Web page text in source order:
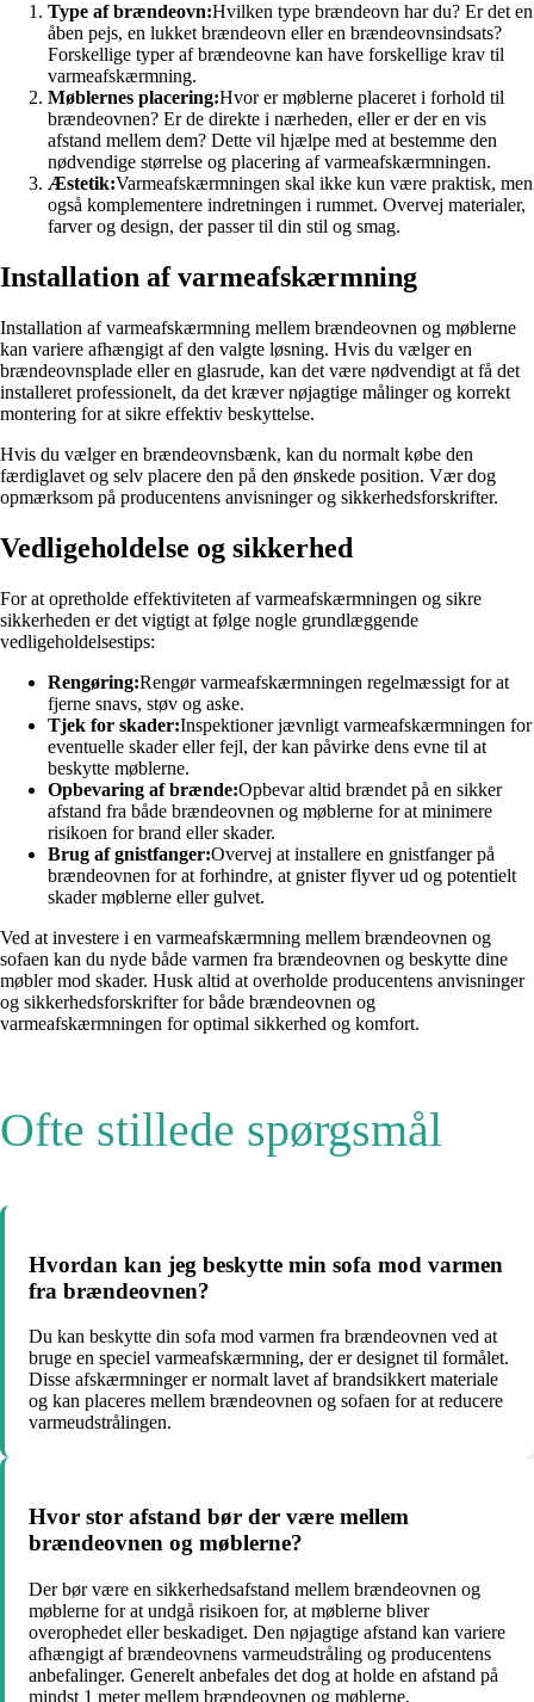
Type af brændeovn:Hvilken type brændeovn har du? Er det en
åben pejs, en lukket brændeovn eller en brændeovnsindsats?
Forskellige typer af brændeovne kan have forskellige krav til
varmeafskærmning.
Møblernes placering:Hvor er møblerne placeret i forhold til
brændeovnen? Er de direkte i nærheden, eller er der en vis
afstand mellem dem? Dette vil hjælpe med at bestemme den
nødvendige størrelse og placering af varmeafskærmningen.
Æstetik:Varmeafskærmningen skal ikke kun være praktisk, men
også komplementere indretningen i rummet. Overvej materialer,
farver og design, der passer til din stil og smag.
Installation af varmeafskærmning
Installation af varmeafskærmning mellem brændeovnen og møblerne
kan variere afhængigt af den valgte løsning. Hvis du vælger en
brændeovnsplade eller en glasrude, kan det være nødvendigt at få det
installeret professionelt, da det kræver nøjagtige målinger og korrekt
montering for at sikre effektiv beskyttelse.
Hvis du vælger en brændeovnsbænk, kan du normalt købe den
færdiglavet og selv placere den på den ønskede position. Vær dog
opmærksom på producentens anvisninger og sikkerhedsforskrifter.
Vedligeholdelse og sikkerhed
For at opretholde effektiviteten af varmeafskærmningen og sikre
sikkerheden er det vigtigt at følge nogle grundlæggende
vedligeholdelsestips:
Rengøring:Rengør varmeafskærmningen regelmæssigt for at
fjerne snavs, støv og aske.
Tjek for skader:Inspektioner jævnligt varmeafskærmningen for
eventuelle skader eller fejl, der kan påvirke dens evne til at
beskytte møblerne.
Opbevaring af brænde:Opbevar altid brændet på en sikker
afstand fra både brændeovnen og møblerne for at minimere
risikoen for brand eller skader.
Brug af gnistfanger:Overvej at installere en gnistfanger på
brændeovnen for at forhindre, at gnister flyver ud og potentielt
skader møblerne eller gulvet.
Ved at investere i en varmeafskærmning mellem brændeovnen og
sofaen kan du nyde både varmen fra brændeovnen og beskytte dine
møbler mod skader. Husk altid at overholde producentens anvisninger
og sikkerhedsforskrifter for både brændeovnen og
varmeafskærmningen for optimal sikkerhed og komfort.
Ofte stillede spørgsmål
Hvordan kan jeg beskytte min sofa mod varmen
fra brændeovnen?
Du kan beskytte din sofa mod varmen fra brændeovnen ved at
bruge en speciel varmeafskærmning, der er designet til formålet.
Disse afskærmninger er normalt lavet af brandsikkert materiale
og kan placeres mellem brændeovnen og sofaen for at reducere
varmeudstrålingen.
Hvor stor afstand bør der være mellem
brændeovnen og møblerne?
Der bør være en sikkerhedsafstand mellem brændeovnen og
møblerne for at undgå risikoen for, at møblerne bliver
overophedet eller beskadiget. Den nøjagtige afstand kan variere
afhængigt af brændeovnens varmeudstråling og producentens
anbefalinger. Generelt anbefales det dog at holde en afstand på
mindst 1 meter mellem brændeovnen og møblerne.